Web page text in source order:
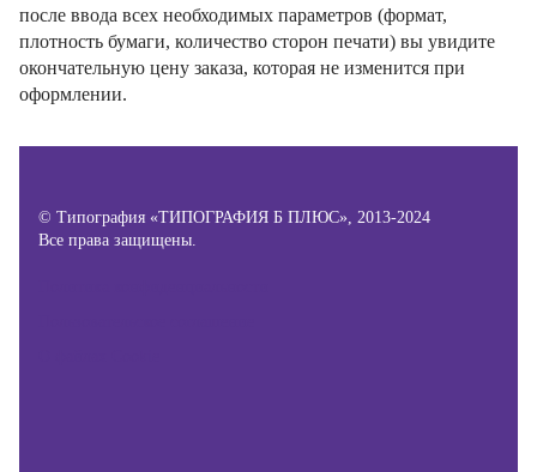
после ввода всех необходимых параметров (формат,
плотность бумаги, количество сторон печати) вы увидите
окончательную цену заказа, которая не изменится при
оформлении.
© Типография «ТИПОГРАФИЯ Б ПЛЮС», 2013-2024
Все права защищены.